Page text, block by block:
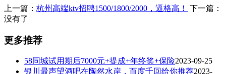
上一篇： 杭州高端ktv招聘1500/1800/2000，逼格高！
下一篇：
没有了
更多推荐
58同城试用期后7000元+提成+年终奖+保险2023-09-25
银川最声望酒吧在陶然水岸，百度千回给你推荐2023-